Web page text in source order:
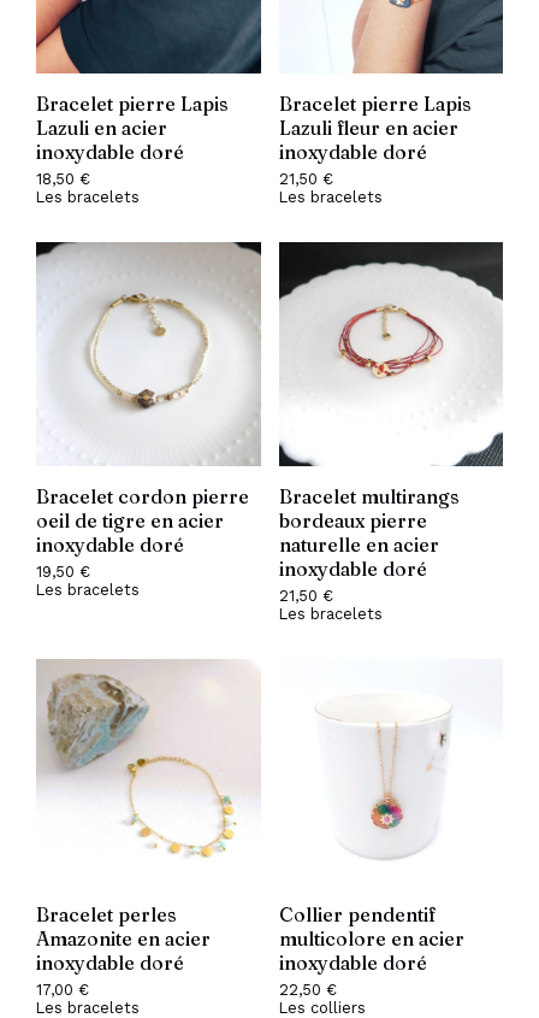
Bracelet pierre Lapis
Lazuli en acier
inoxydable doré
18,50 €
Les bracelets
Bracelet pierre Lapis
Lazuli fleur en acier
inoxydable doré
21,50 €
Les bracelets
Bracelet cordon pierre
oeil de tigre en acier
inoxydable doré
19,50 €
Les bracelets
Bracelet multirangs
bordeaux pierre
naturelle en acier
inoxydable doré
21,50 €
Les bracelets
Bracelet perles
Amazonite en acier
inoxydable doré
17,00 €
Les bracelets
Collier pendentif
multicolore en acier
inoxydable doré
22,50 €
Les colliers